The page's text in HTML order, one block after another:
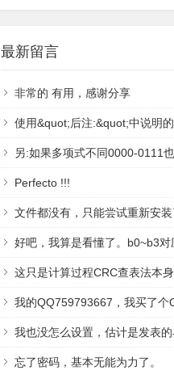
最新留言
非常的 有用，感谢分享
使用&quot;后注:&quot;中说明的方法消除了
另:如果多项式不同0000-0111也会在高
Perfecto !!!
文件都没有，只能尝试重新安装
好吧，我算是看懂了。b0~b3对应c3的4个位置，当前位置为1时等于poly对应的偏移值，否则为0；比如c3=1001，b3=Poly &lt;&lt;3; b2=0; b1 = 0; b0 = Poly &lt;&lt; 0计算驱动表的时候，是c3左移4个位置作为测试护具，也就是c3=10010000，因此，驱动表的值为：
这只是计算过程CRC查表法本身无需再次判断，得表的过
我的QQ759793667，我买了个OKI下载器，送的光盘里面有2016年翻译好的，IDE,LCD,还有内
我也没怎么设置，估计是发表的早。您似乎并没有留下QQ。OKI有中文资料？？据我
忘了密码，基本无能为力了。